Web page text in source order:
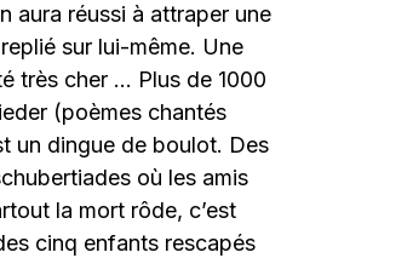
aura réussi à attraper une
sur lui-même. Une
très cher … Plus de 1000
(poèmes chantés
un dingue de boulot. Des
où les amis
la mort rôde, c’est
cinq enfants rescapés